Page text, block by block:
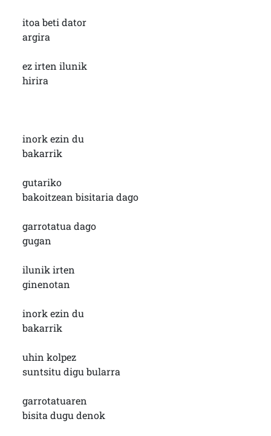
itoa beti dator
argira
ez irten ilunik
hirira
inork ezin du
bakarrik
gutariko
bakoitzean bisitaria dago
garrotatua dago
gugan
ilunik irten
ginenotan
inork ezin du
bakarrik
uhin kolpez
suntsitu digu bularra
garrotatuaren
bisita dugu denok